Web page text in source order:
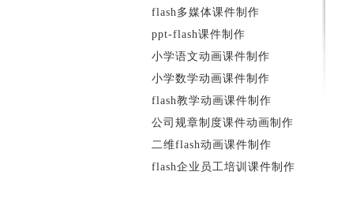
flash多媒体课件制作
ppt-flash课件制作
小学语文动画课件制作
小学数学动画课件制作
flash教学动画课件制作
公司规章制度课件动画制作
二维flash动画课件制作
flash企业员工培训课件制作